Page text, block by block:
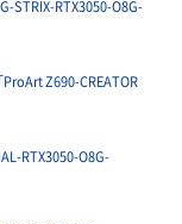
STRIX-RTX3050-O8G-
Z690-CREATOR
RTX3050-O8G-